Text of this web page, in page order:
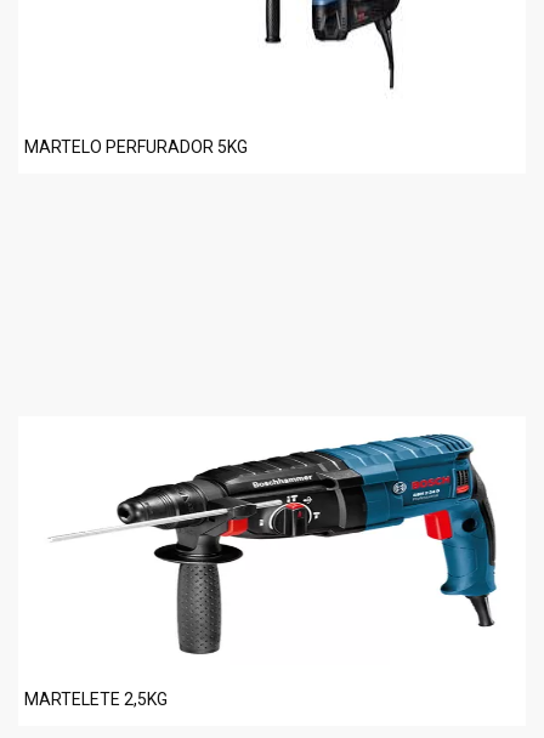
MARTELO PERFURADOR 5KG
MARTELETE 2,5KG